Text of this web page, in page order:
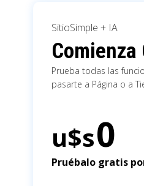
SitioSimple + IA
Comienza
Prueba todas las
pasarte a Página o a
u$s0
Pruébalo gratis